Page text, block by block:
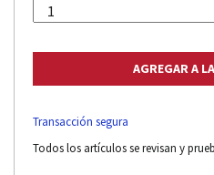
Transacción segura
Todos los artículos se revisan y